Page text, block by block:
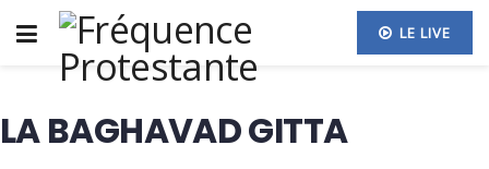
LE LIVE
LA BAGHAVAD GITTA